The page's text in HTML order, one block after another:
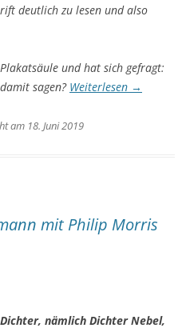
deutlich zu lesen und also
und hat sich gefragt:
sagen? Weiterlesen →
am 18. Juni 2019
mit Philip Morris
nämlich Dichter Nebel,